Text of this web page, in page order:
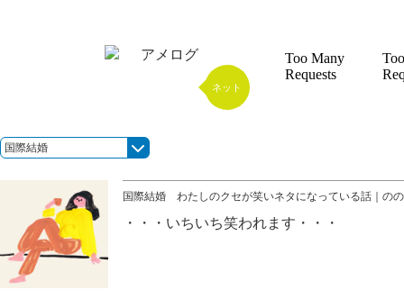
アメログ
ネット
国際結婚
国際結婚 わたしのクセが笑いネタになっている話｜の
いちいち笑われます